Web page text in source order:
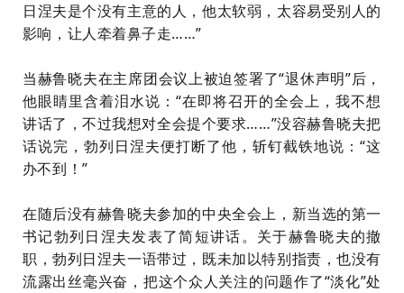
日涅夫是个没有主意的人，他太软弱，太容易受别人的
影响，让人牵着鼻子走……”
当赫鲁晓夫在主席团会议上被迫签署了“退休声明”后，
他眼睛里含着泪水说：“在即将召开的全会上，我不想
讲话了，不过我想对全会提个要求……”没容赫鲁晓夫把
话说完，勃列日涅夫便打断了他，斩钉截铁地说：“这
办不到！”
在随后没有赫鲁晓夫参加的中央全会上，新当选的第一
书记勃列日涅夫发表了简短讲话。关于赫鲁晓夫的撤
职，勃列日涅夫一语带过，既未加以特别指责，也没有
流露出丝毫兴奋，把这个众人关注的问题作了“淡化”处